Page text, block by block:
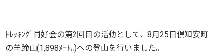
ﾄﾚｯｷﾝｸﾞ同好会の第2回目の活動として、8月25日倶知安町
の羊蹄山(1,898ﾒｰﾄﾙ)への登山を行いました。